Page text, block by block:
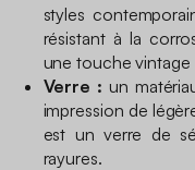
styles
résistant à la
une touche vintage
Verre : un
impression de
est un verre de
rayures.